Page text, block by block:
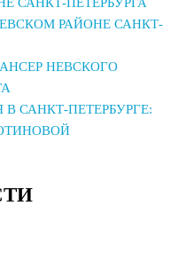
САНКТ-ПЕТЕРБУРГА
РАЙОНЕ САНКТ-
НЕВСКОГО
САНКТ-ПЕТЕРБУРГЕ: